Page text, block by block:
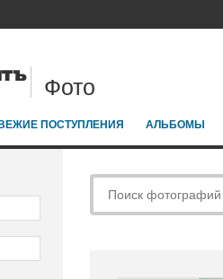
Фото
ПОСТУПЛЕНИЯ АЛЬБОМЫ